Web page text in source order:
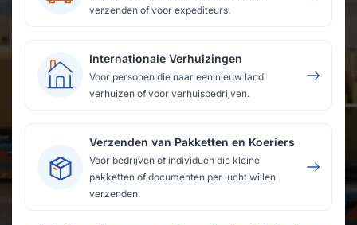
verzenden of voor expediteurs.
Internationale Verhuizingen
Voor personen die naar een nieuw land
verhuizen of voor verhuisbedrijven.
Verzenden van Pakketten en Koeriers
Voor bedrijven of individuen die kleine
pakketten of documenten per lucht willen
verzenden.